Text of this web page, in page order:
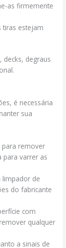
as firmemente
tiras estejam
decks, degraus
é necessária
sua
para remover
para varrer as
limpador de
do fabricante
com
qualquer
a sinais de